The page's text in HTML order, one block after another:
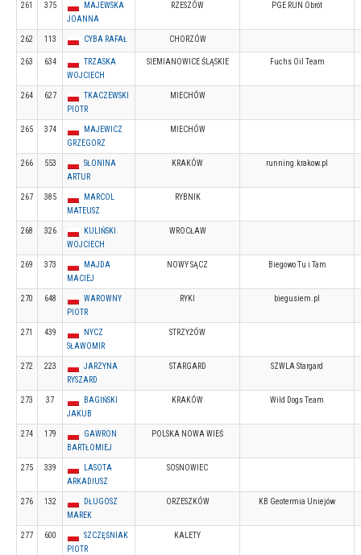
261 375
MAJEWSKA
JOANNA
RZESZÓW PGE RUN Obrót
262 113 CYBA RAFAŁ CHORZÓW
263 634
TRZASKA
WOJCIECH
SIEMIANOWICE ŚLĄSKIE Fuchs Oil Team
264 627
TKACZEWSKI
PIOTR
MIECHÓW
265 374
MAJEWICZ
GRZEGORZ
MIECHÓW
266 553
SŁONINA
ARTUR
KRAKÓW running.krakow.pl
267 385
MARCOL
MATEUSZ
RYBNIK
268 326
KULIŃSKI
WOJCIECH
WROCŁAW
269 373
MAJDA
MACIEJ
NOWY SĄCZ Biegowo Tu i Tam
270 648
WAROWNY
PIOTR
RYKI biegusiem.pl
271 439
NYCZ
SŁAWOMIR
STRZYŻÓW
272 223
JARZYNA
RYSZARD
STARGARD SZWLA Stargard
273 37
BAGIŃSKI
JAKUB
KRAKÓW Wild Dogs Team
274 179
GAWRON
BARTŁOMIEJ
POLSKA NOWA WIEŚ
275 339
LASOTA
ARKADIUSZ
SOSNOWIEC
276 132
DŁUGOSZ
MAREK
ORZESZKÓW KB Geotermia Uniejów
277 600
SZCZĘŚNIAK
PIOTR
KALETY